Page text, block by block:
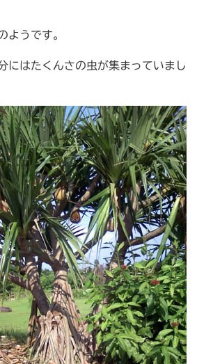
ようです。
にはたくんさの虫が集まっていまし